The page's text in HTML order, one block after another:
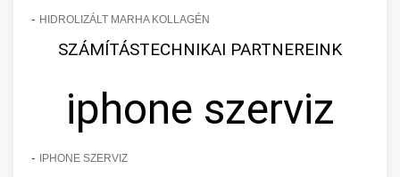
- HIDROLIZÁLT MARHA KOLLAGÉN
SZÁMÍTÁSTECHNIKAI PARTNEREINK
iphone szerviz
- IPHONE SZERVIZ